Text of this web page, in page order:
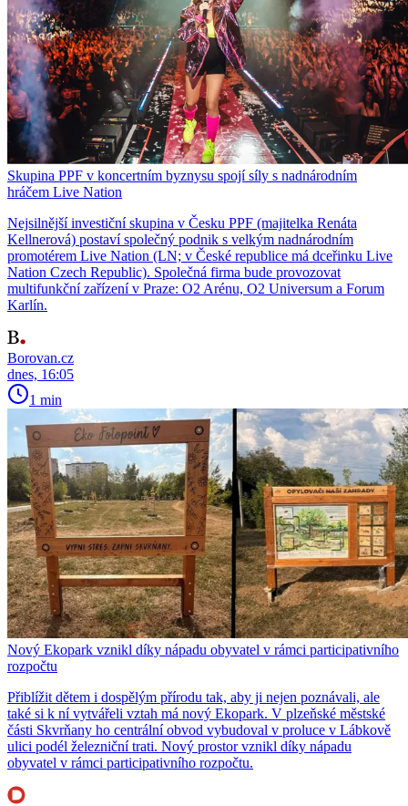
Skupina PPF v koncertním byznysu spojí síly s nadnárodním
hráčem Live Nation
Nejsilnější investiční skupina v Česku PPF (majitelka Renáta
Kellnerová) postaví společný podnik s velkým nadnárodním
promotérem Live Nation (LN; v České republice má dceřinku Live
Nation Czech Republic). Společná firma bude provozovat
multifunkční zařízení v Praze: O2 Arénu, O2 Universum a Forum
Karlín.
Borovan.cz
dnes, 16:05
1 min
Nový Ekopark vznikl díky nápadu obyvatel v rámci participativního
rozpočtu
Přiblížit dětem i dospělým přírodu tak, aby ji nejen poznávali, ale
také si k ní vytvářeli vztah má nový Ekopark. V plzeňské městské
části Skvrňany ho centrální obvod vybudoval v proluce v Lábkově
ulici podél železniční trati. Nový prostor vznikl díky nápadu
obyvatel v rámci participativního rozpočtu.